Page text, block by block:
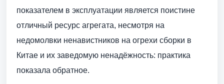
показателем в эксплуатации является поистине
отличный ресурс агрегата, несмотря на
недомолвки ненавистников на огрехи сборки в
Китае и их заведомую ненадёжность: практика
показала обратное.